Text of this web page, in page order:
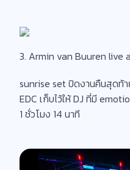
3. Armin van Buuren live
sunrise set ปิดงานคืนสุดท้
EDC เก็บไว้ให้ DJ ที่มี
1 ชั่วโมง 14 นาที